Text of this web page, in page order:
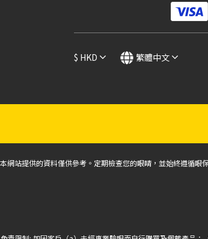
$ HKD 繁體中文
本網站提供的資料僅供參考。定期檢查您的眼睛，並始終遵循